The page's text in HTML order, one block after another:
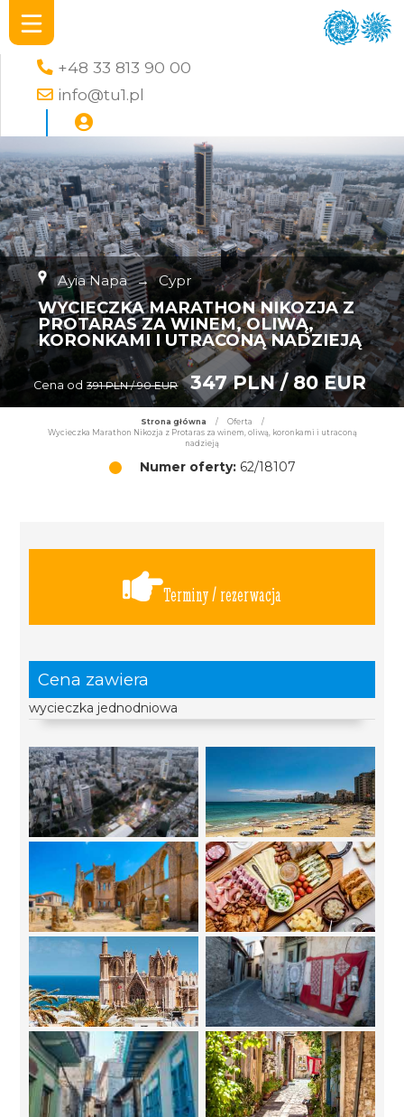
+48 33 813 90 00
info@tu1.pl
Ayia Napa → Cypr
WYCIECZKA MARATHON NIKOZJA Z
PROTARAS ZA WINEM, OLIWĄ,
KORONKAMI I UTRACONĄ NADZIEJĄ
Cena od 391 PLN / 90 EUR 347 PLN / 80 EUR
Strona główna / Oferta
/
Wycieczka Marathon Nikozja z Protaras za winem, oliwą, koronkami i utraconą
nadzieją
Numer oferty:62/18107
Terminy / rezerwacja
Cena zawiera
wycieczka jednodniowa